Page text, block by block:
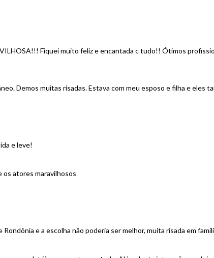
Fiquei muito feliz e encantada c tudo!! Ótimos
Demos muitas risadas. Estava com meu esposo e filha e eles
e leve!
os atores maravilhosos
e a escolha não poderia ser melhor, muita risada em